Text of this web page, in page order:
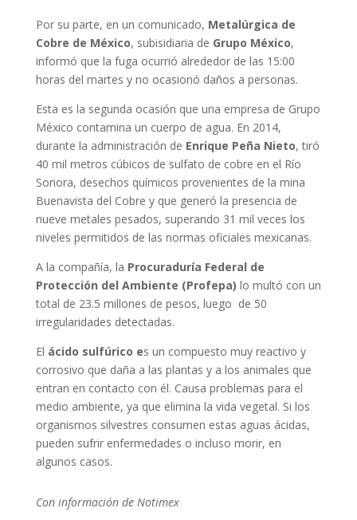
Por su parte, en un comunicado, Metalúrgica de
Cobre de México, subisidiaria de Grupo México,
informó que la fuga ocurrió alrededor de las 15:00
horas del martes y no ocasionó daños a personas.
Esta es la segunda ocasión que una empresa de Grupo
México contamina un cuerpo de agua. En 2014,
durante la administración de Enrique Peña Nieto, tiró
40 mil metros cúbicos de sulfato de cobre en el Río
Sonora, desechos químicos provenientes de la mina
Buenavista del Cobre y que generó la presencia de
nueve metales pesados, superando 31 mil veces los
niveles permitidos de las normas oficiales mexicanas.
A la compañía, la Procuraduría Federal de
Protección del Ambiente (Profepa) lo multó con un
total de 23.5 millones de pesos, luego de 50
irregularidades detectadas.
El ácido sulfúrico es un compuesto muy reactivo y
corrosivo que daña a las plantas y a los animales que
entran en contacto con él. Causa problemas para el
medio ambiente, ya que elimina la vida vegetal. Si los
organismos silvestres consumen estas aguas ácidas,
pueden sufrir enfermedades o incluso morir, en
algunos casos.
Con información de Notimex